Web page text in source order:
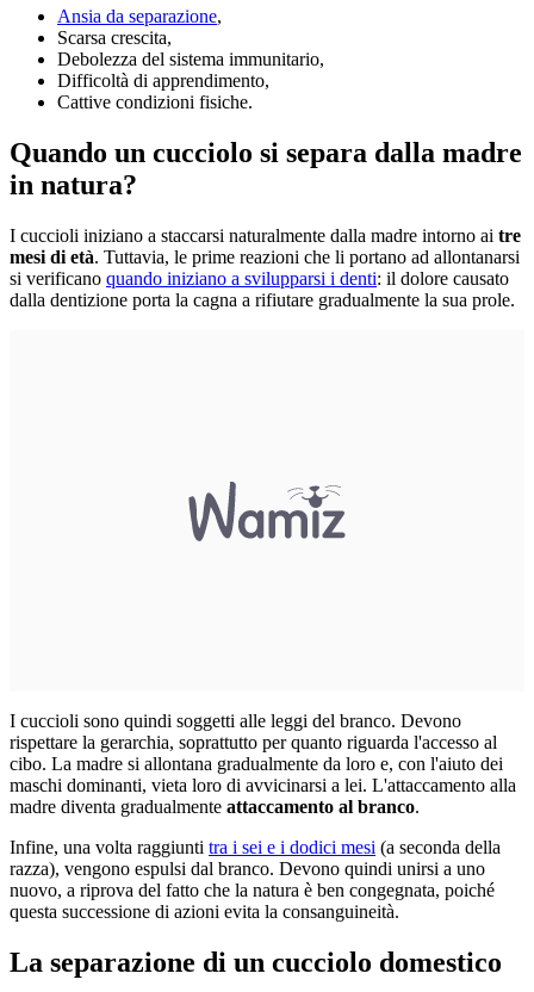
Ansia da separazione,
Scarsa crescita,
Debolezza del sistema immunitario,
Difficoltà di apprendimento,
Cattive condizioni fisiche.
Quando un cucciolo si separa dalla madre
in natura?
I cuccioli iniziano a staccarsi naturalmente dalla madre intorno ai tre
mesi di età. Tuttavia, le prime reazioni che li portano ad allontanarsi
si verificano quando iniziano a svilupparsi i denti: il dolore causato
dalla dentizione porta la cagna a rifiutare gradualmente la sua prole.
I cuccioli sono quindi soggetti alle leggi del branco. Devono
rispettare la gerarchia, soprattutto per quanto riguarda l'accesso al
cibo. La madre si allontana gradualmente da loro e, con l'aiuto dei
maschi dominanti, vieta loro di avvicinarsi a lei. L'attaccamento alla
madre diventa gradualmente attaccamento al branco.
Infine, una volta raggiunti tra i sei e i dodici mesi (a seconda della
razza), vengono espulsi dal branco. Devono quindi unirsi a uno
nuovo, a riprova del fatto che la natura è ben congegnata, poiché
questa successione di azioni evita la consanguineità.
La separazione di un cucciolo domestico